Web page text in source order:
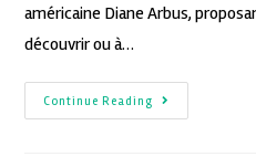
américaine Diane Arbus,
découvrir ou à…
Continue Reading